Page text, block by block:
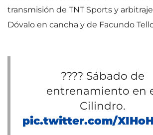
transmisión de TNT Sports y
Dóvalo en cancha y de Facundo
????️ Sábado de
entrenamiento en
Cilindro.
pic.twitter.com/